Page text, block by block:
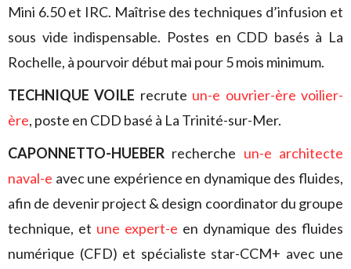
Mini 6.50 et IRC. Maîtrise des techniques d’infusion et
sous vide indispensable. Postes en CDD basés à La
Rochelle, à pourvoir début mai pour 5 mois minimum.
TECHNIQUE VOILE recrute un-e ouvrier-ère voilier-
ère, poste en CDD basé à La Trinité-sur-Mer.
CAPONNETTO-HUEBER recherche un-e architecte
naval-e avec une expérience en dynamique des fluides,
afin de devenir project & design coordinator du groupe
technique, et une expert-e en dynamique des fluides
numérique (CFD) et spécialiste star-CCM+ avec une